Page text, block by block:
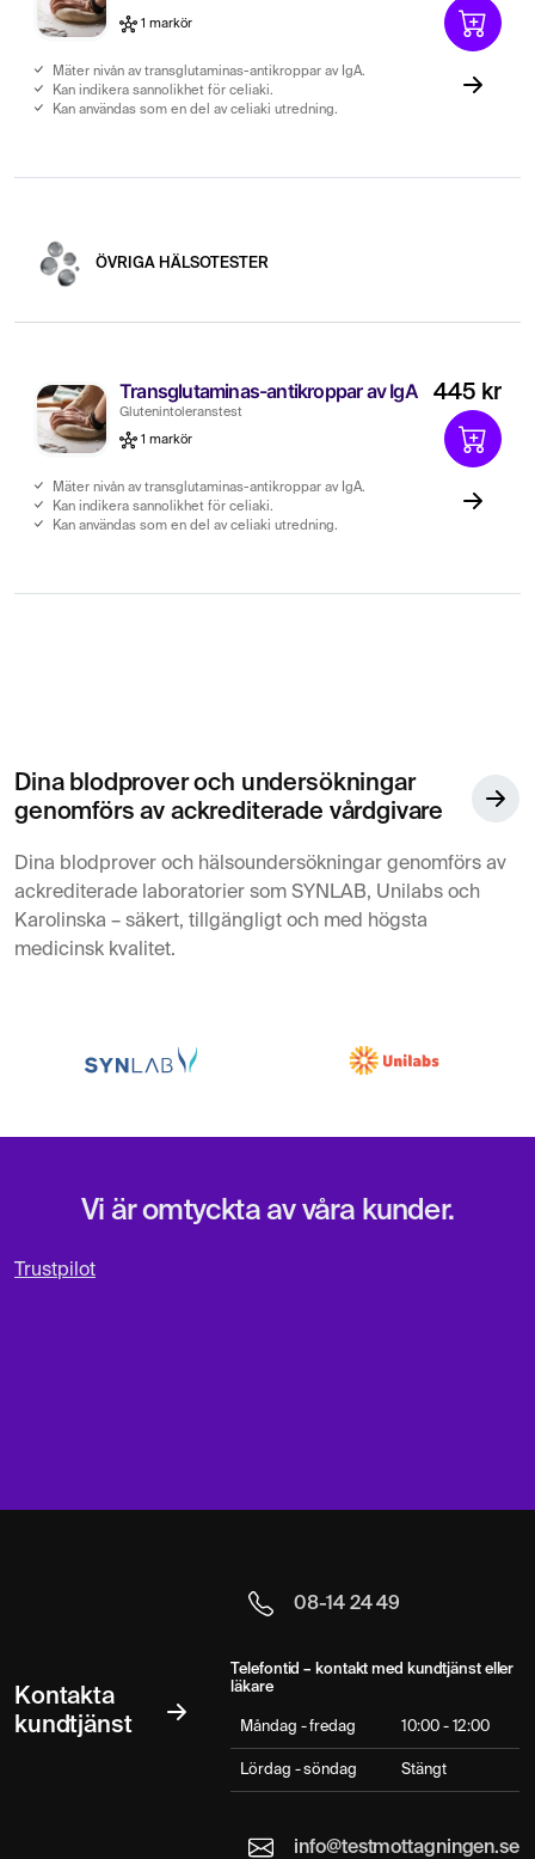
1 markör
Mäter nivån av transglutaminas-antikroppar av IgA.
Kan indikera sannolikhet för celiaki.
Kan användas som en del av celiaki utredning.
ÖVRIGA HÄLSOTESTER
Transglutaminas-antikroppar av IgA
Glutenintoleranstest
1 markör
Mäter nivån av transglutaminas-antikroppar av IgA.
Kan indikera sannolikhet för celiaki.
Kan användas som en del av celiaki utredning.
445 kr
Dina blodprover och undersökningar
genomförs av ackrediterade vårdgivare
Dina blodprover och hälsoundersökningar genomförs av
ackrediterade laboratorier som SYNLAB, Unilabs och
Karolinska – säkert, tillgängligt och med högsta
medicinsk kvalitet.
Vi är omtyckta av våra kunder.
Trustpilot
Kontakta
kundtjänst
08-14 24 49
Telefontid – kontakt med kundtjänst eller
läkare
Måndag - fredag 10:00 - 12:00
Lördag - söndag Stängt
info@testmottagningen.se